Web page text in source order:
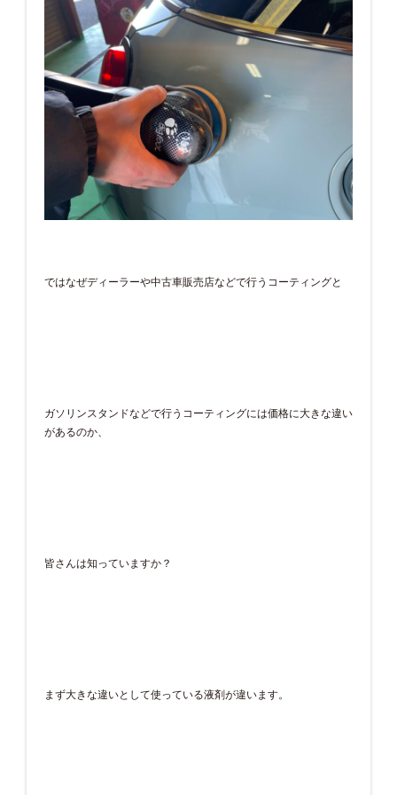
ではなぜディーラーや中古車販売店などで行うコーティングと
ガソリンスタンドなどで行うコーティングには価格に大きな違い
があるのか、
皆さんは知っていますか？
まず大きな違いとして使っている液剤が違います。